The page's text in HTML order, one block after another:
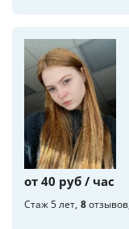
от 40 руб / час
Стаж 5 лет 8отзывов